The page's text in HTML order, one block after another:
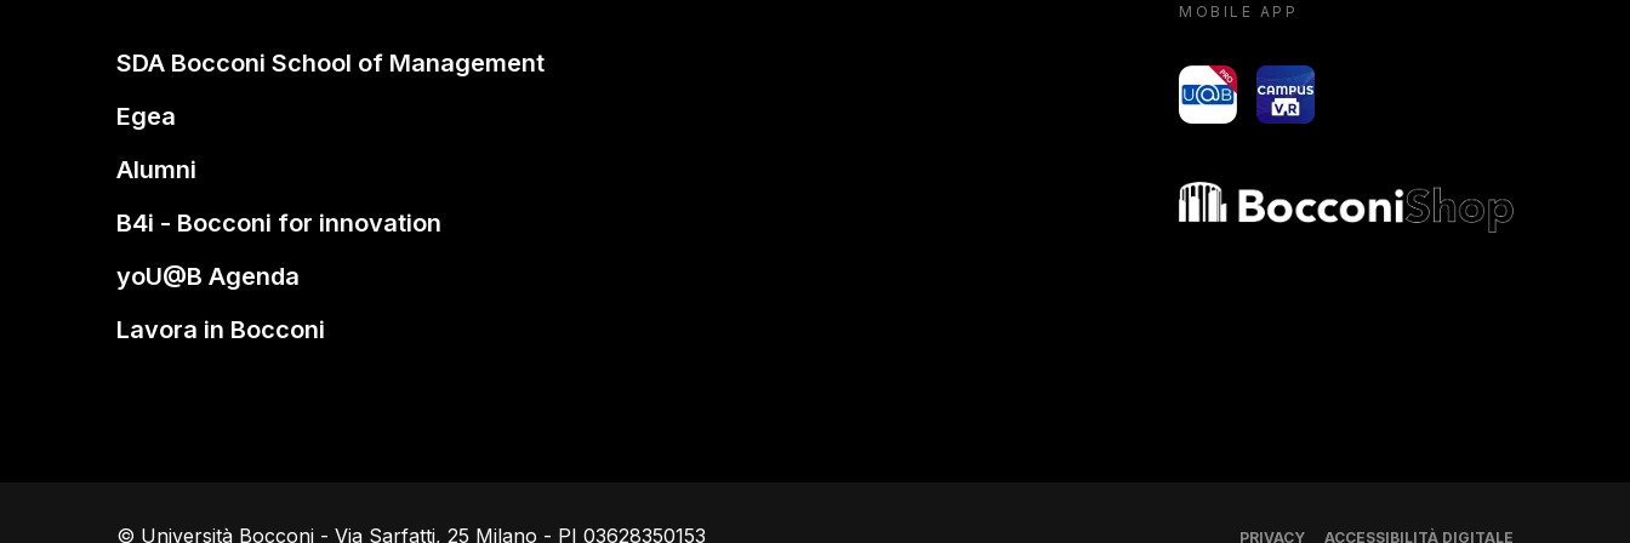
SDA Bocconi School of Management
Egea
Alumni
B4i - Bocconi for innovation
yoU@B Agenda
Lavora in Bocconi
MOBILE APP
yoU@B Campus VR
Bocconi shop
© Università Bocconi - Via Sarfatti, 25 Milano - PI 03628350153 PRIVACY ACCESSIBILITÀ DIGITALE